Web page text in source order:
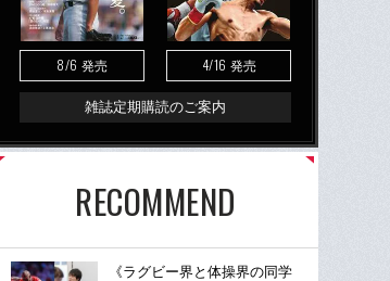
8/6 発売 4/16 発売
雑誌定期購読のご案内
RECOMMEND
《ラグビー界と体操界の同学